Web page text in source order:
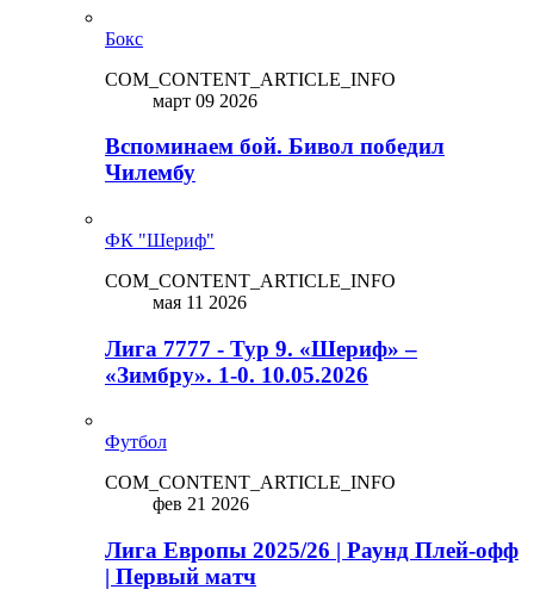
Бокс
COM_CONTENT_ARTICLE_INFO
март 09 2026
Вспоминаем бой. Бивол победил
Чилембу
ФК "Шериф"
COM_CONTENT_ARTICLE_INFO
мая 11 2026
Лига 7777 - Тур 9. «Шериф» –
«Зимбру». 1-0. 10.05.2026
Футбол
COM_CONTENT_ARTICLE_INFO
фев 21 2026
Лига Европы 2025/26 | Раунд Плей-офф
| Первый матч